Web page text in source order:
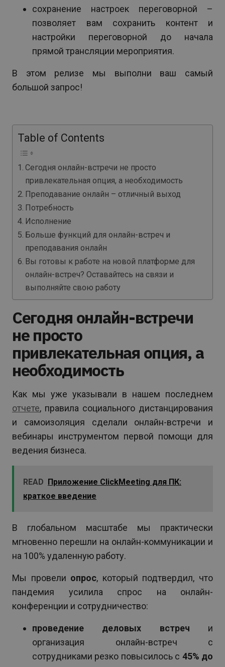
сохранение настроек переговорной –
позволяет вам сохранить контент и
настройки переговорной до начала
прямой трансляции мероприятия.
В этом релизе мы выполни ваш самый
большой запрос!
Table of Contents
Сегодня онлайн-встречи не просто
привлекательная опция, а необходимость
Преподавание онлайн – отличный выход
Потребность
Исполнение
Больше функций для онлайн-встреч и
преподавания онлайн
Вы готовы к работе на новой платформе для
онлайн-встреч? Оставайтесь на связи и
выполняйте свою работу
Сегодня онлайн-встречи
не просто
привлекательная опция, а
необходимость
Как мы уже указывали в нашем последнем
отчете, правила социального дистанцирования
и самоизоляция сделали онлайн-встречи и
вебинары инструментом первой помощи для
ведения бизнеса.
READ Приложение ClickMeeting для ПК:
краткое введение
В глобальном масштабе мы практически
мгновенно перешли на онлайн-коммуникации и
на 100% удаленную работу.
Мы провели опрос, который подтвердил, что
пандемия усилила спрос на онлайн-
конференции и сотрудничество:
проведение деловых встреч и
организация онлайн-встреч с
сотрудниками резко повысилось с 45% до